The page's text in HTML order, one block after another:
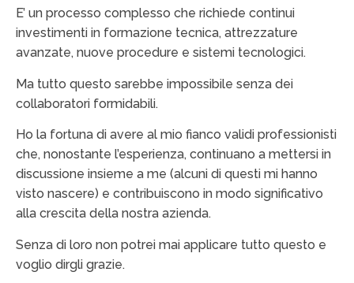
E’ un processo complesso che richiede continui
investimenti in formazione tecnica, attrezzature
avanzate, nuove procedure e sistemi tecnologici.
Ma tutto questo sarebbe impossibile senza dei
collaboratori formidabili.
Ho la fortuna di avere al mio fianco validi professionisti
che, nonostante l’esperienza, continuano a mettersi in
discussione insieme a me (alcuni di questi mi hanno
visto nascere) e contribuiscono in modo significativo
alla crescita della nostra azienda.
Senza di loro non potrei mai applicare tutto questo e
voglio dirgli grazie.